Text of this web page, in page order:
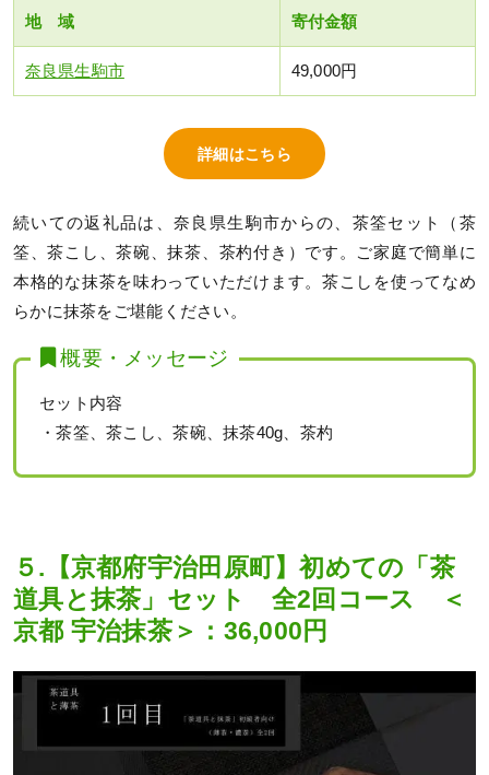
地 域 寄付金額
奈良県生駒市 49,000円
詳細はこちら
続いての返礼品は、奈良県生駒市からの、茶筌セット（茶
筌、茶こし、茶碗、抹茶、茶杓付き）です。ご家庭で簡単に
本格的な抹茶を味わっていただけます。茶こしを使ってなめ
らかに抹茶をご堪能ください。
概要・メッセージ
セット内容
・茶筌、茶こし、茶碗、抹茶40g、茶杓
５.【京都府宇治田原町】初めての「茶
道具と抹茶」セット 全2回コース ＜
京都 宇治抹茶＞：36,000円